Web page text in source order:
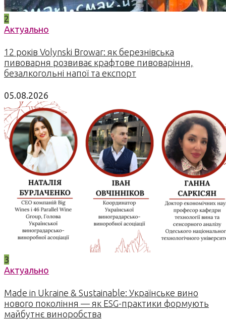
2
Актуально
12 років Volynski Browar: як березнівська
пивоварня розвиває крафтове пивоваріння,
безалкогольні напої та експорт
05.08.2026
3
Актуально
Made in Ukraine & Sustainable: Українське вино
нового покоління — як ESG-практики формують
майбутнє виноробства